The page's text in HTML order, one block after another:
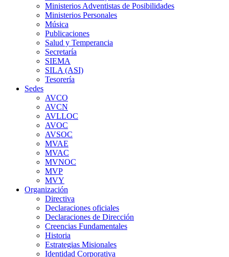
Ministerios Adventistas de Posibilidades
Ministerios Personales
Música
Publicaciones
Salud y Temperancia
Secretaría
SIEMA
SILA (ASI)
Tesorería
Sedes
AVCO
AVCN
AVLLOC
AVOC
AVSOC
MVAE
MVAC
MVNOC
MVP
MVY
Organización
Directiva
Declaraciones oficiales
Declaraciones de Dirección
Creencias Fundamentales
Historia
Estrategias Misionales
Identidad Corporativa